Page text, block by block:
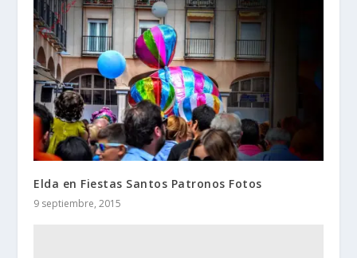
Elda en Fiestas Santos Patronos Fotos
9 septiembre, 2015